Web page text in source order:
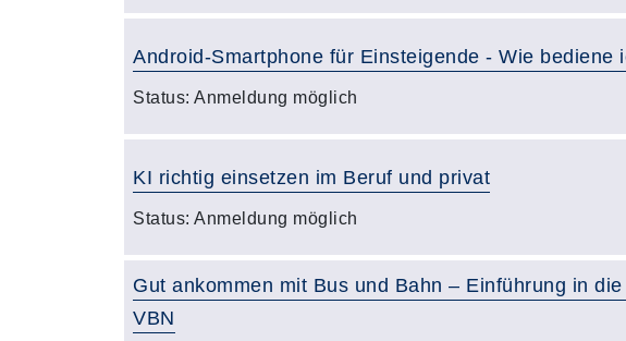
Android-Smartphone für Einsteigende - Wie bediene
Status: Anmeldung möglich
KI richtig einsetzen im Beruf und privat
Status: Anmeldung möglich
Gut ankommen mit Bus und Bahn – Einführung in
VBN